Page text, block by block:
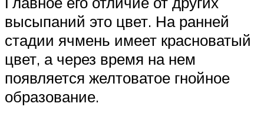
высыпаний это цвет. На ранней
стадии ячмень имеет красноватый
цвет, а через время на нем
появляется желтоватое гнойное
образование.